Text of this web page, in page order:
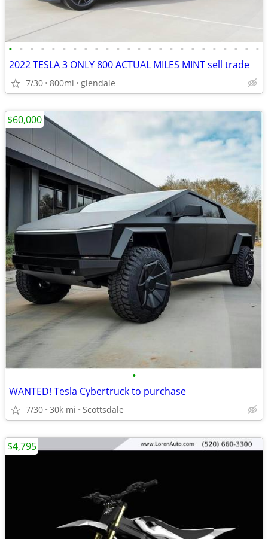
• • • • • • • • • • • • • • • • • • • • • • • •
2022 TESLA 3 ONLY 800 ACTUAL MILES MINT sell trade
7/30 800mi glendale
•
WANTED! Tesla Cybertruck to purchase
7/30 30k mi Scottsdale
$60,000
$4,795